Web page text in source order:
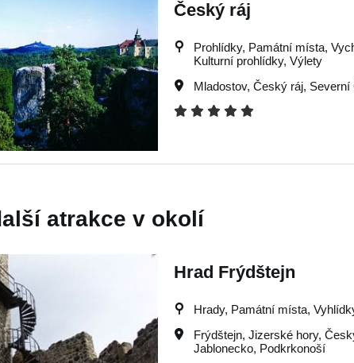
Český ráj
Prohlídky, Památní místa,
Kulturní prohlídky, Výlety
Mladostov, Český ráj, Severní
atrakce v okolí
Hrad Frýdštejn
Hrady, Památní místa,
Frýdštejn, Jizerské hory,
Jablonecko, Podkrkonoší